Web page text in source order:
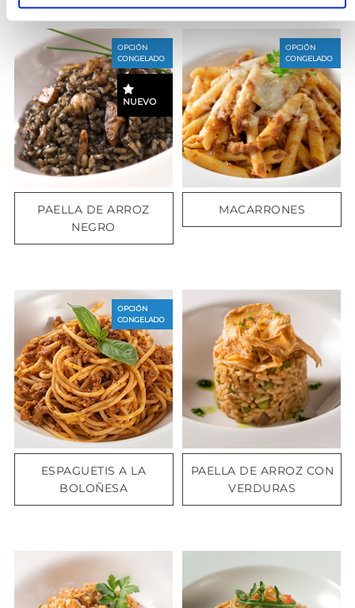
PAELLA DE ARROZ
NEGRO
OPCIÓN
CONGELADO
NUEVO
MACARRONES
OPCIÓN
CONGELADO
ESPAGUETIS A LA
BOLOÑESA
OPCIÓN
CONGELADO
PAELLA DE ARROZ CON
VERDURAS